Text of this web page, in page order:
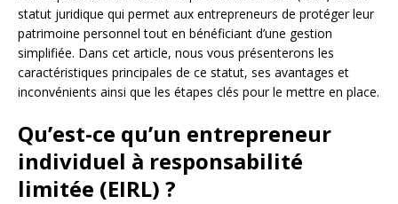
statut juridique qui permet aux entrepreneurs de protéger leur
patrimoine personnel tout en bénéficiant d’une gestion
simplifiée. Dans cet article, nous vous présenterons les
caractéristiques principales de ce statut, ses avantages et
inconvénients ainsi que les étapes clés pour le mettre en place.
Qu’est-ce qu’un entrepreneur
individuel à responsabilité
limitée (EIRL) ?